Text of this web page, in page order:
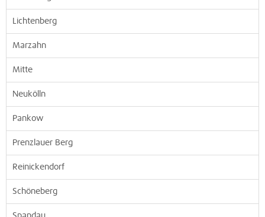
Lichtenberg
Marzahn
Mitte
Neukölln
Pankow
Prenzlauer Berg
Reinickendorf
Schöneberg